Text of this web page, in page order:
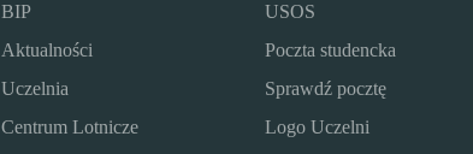
BIP
Aktualności
Uczelnia
Centrum Lotnicze
USOS
Poczta studencka
Sprawdź pocztę
Logo Uczelni